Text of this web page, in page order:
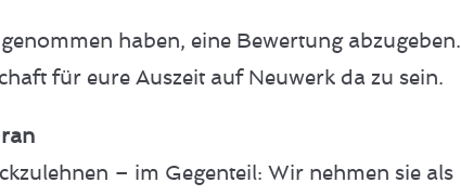
haben, eine Bewertung abzugeben.
für eure Auszeit auf Neuwerk da zu sein.
– im Gegenteil: Wir nehmen sie als